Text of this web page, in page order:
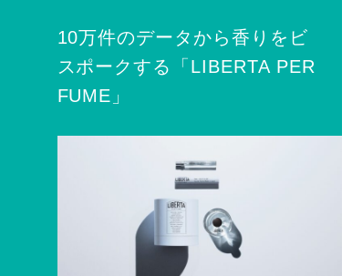
10万件のデータから香りをビ
スポークする「LIBERTA PER
FUME」